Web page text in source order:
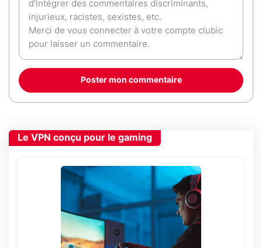
Poster mon commentaire
Le VPN conçu pour le gaming